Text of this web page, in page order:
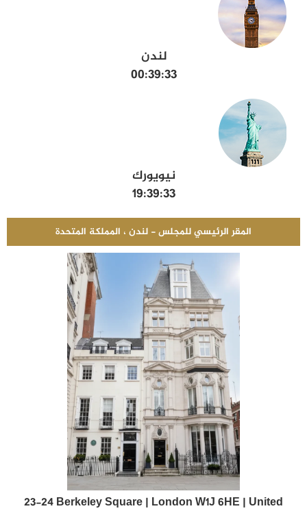
نيويورك
19:39:34
لندن
00:39:34
المقر الرئيسي للمجلس - لندن ، المملكة المتحدة
23-24 Berkeley Square | London W1J 6HE | United